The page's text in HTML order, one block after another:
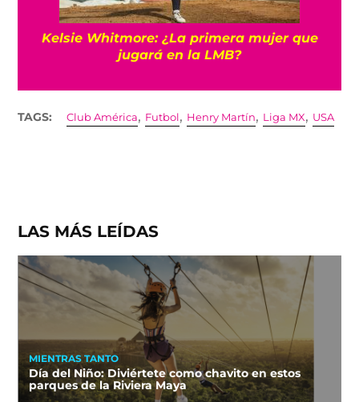
Kelsie Whitmore: ¿La primera mujer que
jugará en la LMB?
TAGS: Club América, Futbol , Henry Martín, Liga MX, USA
LAS MÁS LEÍDAS
MIENTRAS TANTO
Día del Niño: Diviértete como chavito en estos
parques de la Riviera Maya